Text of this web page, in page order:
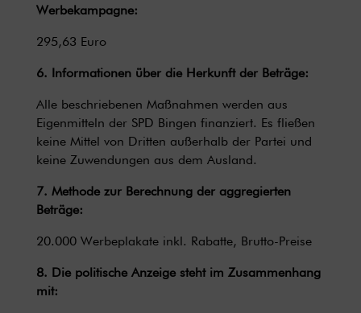
Werbekampagne:
295,63 Euro
6. Informationen über die Herkunft der Beträge:
Alle beschriebenen Maßnahmen werden aus
Eigenmitteln der SPD Bingen finanziert. Es fließen
keine Mittel von Dritten außerhalb der Partei und
keine Zuwendungen aus dem Ausland.
7. Methode zur Berechnung der aggregierten
Beträge:
20.000 Werbeplakate inkl. Rabatte, Brutto-Preise
8. Die politische Anzeige steht im Zusammenhang
mit: